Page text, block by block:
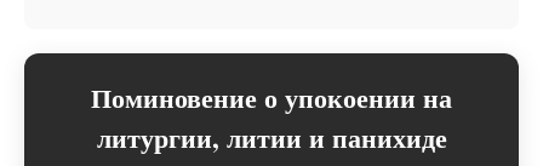
Поминовение о упокоении на
литургии, литии и панихиде